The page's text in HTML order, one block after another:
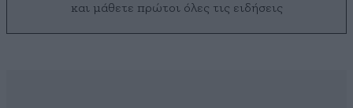
και μάθετε πρώτοι όλες τις ειδήσεις